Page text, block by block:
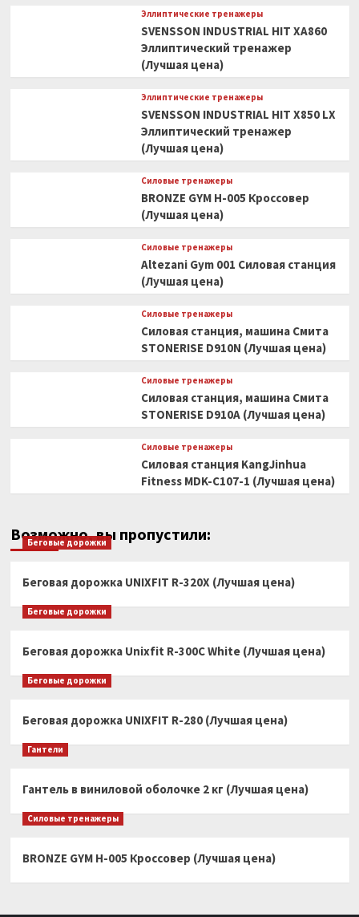
Эллиптические тренажеры
SVENSSON INDUSTRIAL HIT XA860
Эллиптический тренажер
(Лучшая цена)
Эллиптические тренажеры
SVENSSON INDUSTRIAL HIT X850 LX
Эллиптический тренажер
(Лучшая цена)
Силовые тренажеры
BRONZE GYM H-005 Кроссовер
(Лучшая цена)
Силовые тренажеры
Altezani Gym 001 Силовая станция
(Лучшая цена)
Силовые тренажеры
Силовая станция, машина Смита
STONERISE D910N (Лучшая цена)
Силовые тренажеры
Силовая станция, машина Смита
STONERISE D910A (Лучшая цена)
Силовые тренажеры
Силовая станция KangJinhua
Fitness MDK-C107-1 (Лучшая цена)
Возможно, вы пропустили:
Беговые дорожки
Беговая дорожка UNIXFIT R-320X (Лучшая цена)
Беговые дорожки
Беговая дорожка Unixfit R-300C White (Лучшая цена)
Беговые дорожки
Беговая дорожка UNIXFIT R-280 (Лучшая цена)
Гантели
Гантель в виниловой оболочке 2 кг (Лучшая цена)
Силовые тренажеры
BRONZE GYM H-005 Кроссовер (Лучшая цена)